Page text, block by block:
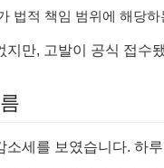
법적 책임 범위에 해당하
만, 고발이 공식 접수
세를 보였습니다. 하